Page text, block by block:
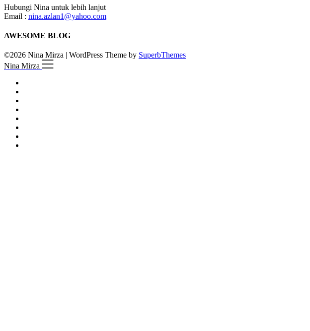
Hubungi Nina untuk lebih lanjut
Email : nina.azlan1@yahoo.com
AWESOME BLOG
©2026 Nina Mirza | WordPress Theme by SuperbThemes
Nina Mirza